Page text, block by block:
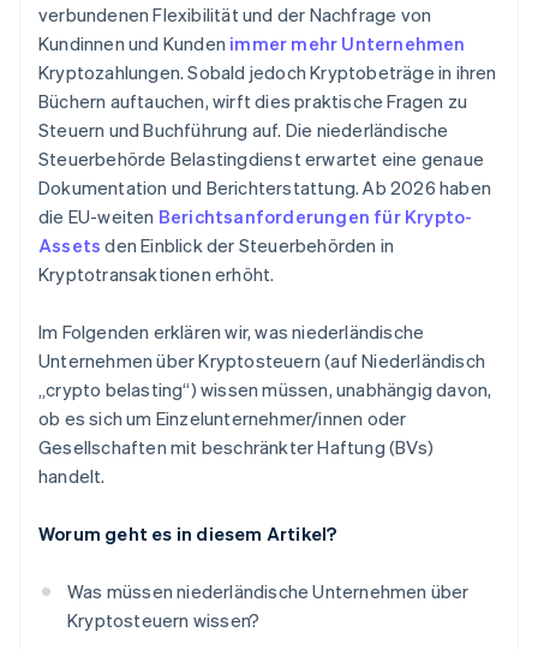
verbundenen Flexibilität und der Nachfrage von
Kundinnen und Kunden immer mehr Unternehmen
Kryptozahlungen. Sobald jedoch Kryptobeträge in ihren
Büchern auftauchen, wirft dies praktische Fragen zu
Steuern und Buchführung auf. Die niederländische
Steuerbehörde Belastingdienst erwartet eine genaue
Dokumentation und Berichterstattung. Ab 2026 haben
die EU-weiten Berichtsanforderungen für Krypto-
Assets den Einblick der Steuerbehörden in
Kryptotransaktionen erhöht.
Im Folgenden erklären wir, was niederländische
Unternehmen über Kryptosteuern (auf Niederländisch
„crypto belasting“) wissen müssen, unabhängig davon,
ob es sich um Einzelunternehmer/innen oder
Gesellschaften mit beschränkter Haftung (BVs)
handelt.
Worum geht es in diesem Artikel?
Was müssen niederländische Unternehmen über
Kryptosteuern wissen?